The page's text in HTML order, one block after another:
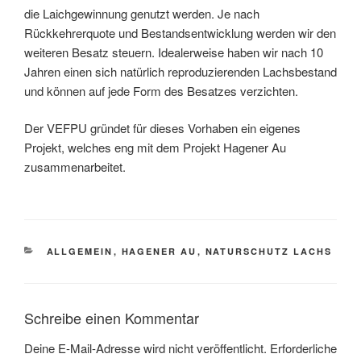
die Laichgewinnung genutzt werden. Je nach
Rückkehrerquote und Bestandsentwicklung werden wir den
weiteren Besatz steuern. Idealerweise haben wir nach 10
Jahren einen sich natürlich reproduzierenden Lachsbestand
und können auf jede Form des Besatzes verzichten.
Der VEFPU gründet für dieses Vorhaben ein eigenes
Projekt, welches eng mit dem Projekt Hagener Au
zusammenarbeitet.
KATEGORIEN
ALLGEMEIN , HAGENER AU , NATURSCHUTZ LACHS
Schreibe einen Kommentar
Deine E-Mail-Adresse wird nicht veröffentlicht. Erforderliche